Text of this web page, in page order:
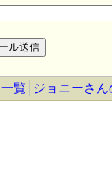
一覧 ジョニーさ